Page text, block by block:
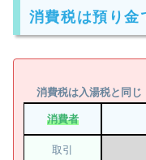
消費税は預り金
消費税は入湯税と同じ
消費者
取引